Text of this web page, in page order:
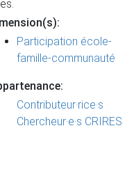
Participation école-
famille-communauté
Contributeur·rice·s
Chercheur·e·s CRIRES